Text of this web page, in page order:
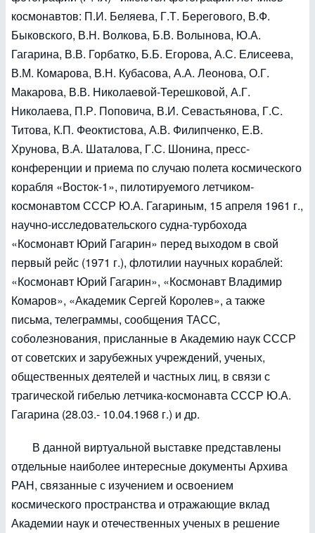
космонавтов: П.И. Беляева, Г.Т. Берегового, В.Ф.
Быковского, В.Н. Волкова, Б.В. Волынова, Ю.А.
Гагарина, В.В. Горбатко, Б.Б. Егорова, А.С. Елисеева,
В.М. Комарова, В.Н. Кубасова, А.А. Леонова, О.Г.
Макарова, В.В. Николаевой-Терешковой, А.Г.
Николаева, П.Р. Поповича, В.И. Севастьянова, Г.С.
Титова, К.П. Феоктистова, А.В. Филипченко, Е.В.
Хрунова, В.А. Шаталова, Г.С. Шонина, пресс-
конференции и приема по случаю полета космического
корабля «Восток-1», пилотируемого летчиком-
космонавтом СССР Ю.А. Гагариным, 15 апреля 1961 г.,
научно-исследовательского судна-турбохода
«Космонавт Юрий Гагарин» перед выходом в свой
первый рейс (1971 г.), флотилии научных кораблей:
«Космонавт Юрий Гагарин», «Космонавт Владимир
Комаров», «Академик Сергей Королев», а также
письма, телеграммы, сообщения ТАСС,
соболезнования, присланные в Академию наук СССР
от советских и зарубежных учреждений, ученых,
общественных деятелей и частных лиц, в связи с
трагической гибелью летчика-космонавта СССР Ю.А.
Гагарина (28.03.- 10.04.1968 г.) и др.
В данной виртуальной выставке представлены
отдельные наиболее интересные документы Архива
РАН, связанные с изучением и освоением
космического пространства и отражающие вклад
Академии наук и отечественных ученых в решение